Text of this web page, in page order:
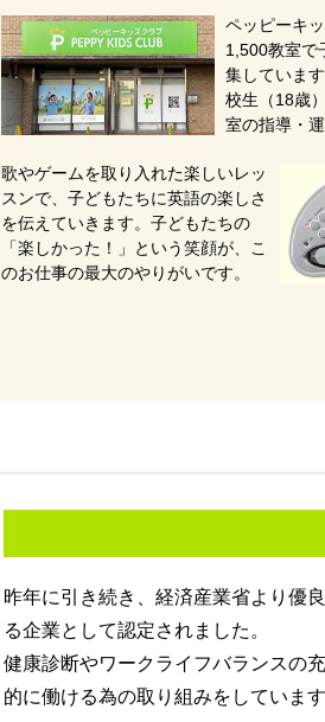
ペッピーキ
1,500教室で
集していま
校生（18歳
室の指導・
歌やゲームを取り入れた楽しいレッ
スンで、子どもたちに英語の楽しさ
を伝えていきます。子どもたちの
「楽しかった！」という笑顔が、こ
のお仕事の最大のやりがいです。
昨年に引き続き、経済産業省より優
る企業として認定されました。
健康診断やワークライフバランスの
的に働ける為の取り組みをしています